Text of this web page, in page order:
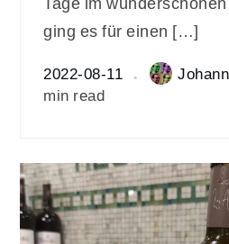
ging es für einen […]
2022-08-11
min read